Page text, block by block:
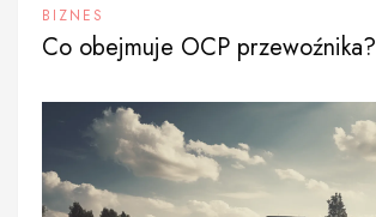
BIZNES
Co obejmuje OCP przewoźnika?